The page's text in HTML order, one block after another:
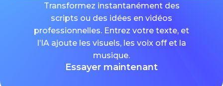
Transformez instantanément des
scripts ou des idées en vidéos
professionnelles. Entrez votre texte, et
l’IA ajoute les visuels, les voix off et la
musique.
Essayer maintenant